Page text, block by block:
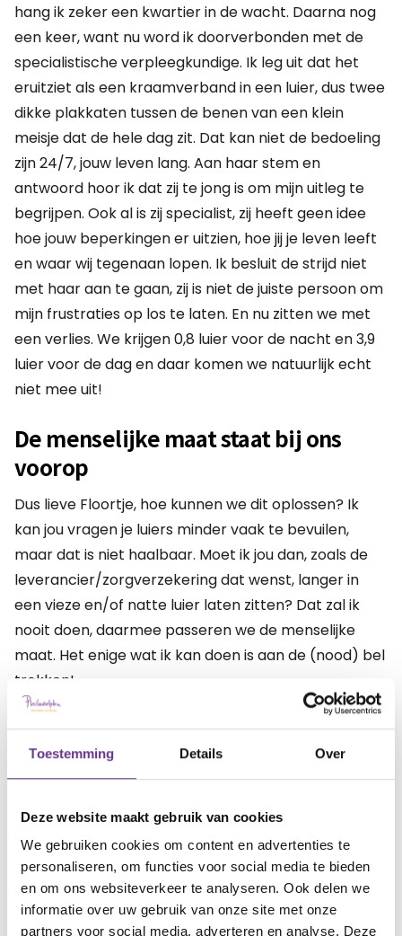
Toestemming Details Over
Deze website maakt gebruik van cookies
We gebruiken cookies om content en advertenties te
personaliseren, om functies voor social media te bieden
en om ons websiteverkeer te analyseren. Ook delen we
informatie over uw gebruik van onze site met onze
partners voor social media, adverteren en analyse. Deze
hang ik zeker een kwartier in de wacht. Daarna nog
een keer, want nu word ik doorverbonden met de
specialistische verpleegkundige. Ik leg uit dat het
eruitziet als een kraamverband in een luier, dus twee
dikke plakkaten tussen de benen van een klein
meisje dat de hele dag zit. Dat kan niet de bedoeling
zijn 24/7, jouw leven lang. Aan haar stem en
antwoord hoor ik dat zij te jong is om mijn uitleg te
begrijpen. Ook al is zij specialist, zij heeft geen idee
hoe jouw beperkingen er uitzien, hoe jij je leven leeft
en waar wij tegenaan lopen. Ik besluit de strijd niet
met haar aan te gaan, zij is niet de juiste persoon om
mijn frustraties op los te laten. En nu zitten we met
een verlies. We krijgen 0,8 luier voor de nacht en 3,9
luier voor de dag en daar komen we natuurlijk echt
niet mee uit!
De menselijke maat staat bij ons
voorop
Dus lieve Floortje, hoe kunnen we dit oplossen? Ik
kan jou vragen je luiers minder vaak te bevuilen,
maar dat is niet haalbaar. Moet ik jou dan, zoals de
leverancier/zorgverzekering dat wenst, langer in
een vieze en/of natte luier laten zitten? Dat zal ik
nooit doen, daarmee passeren we de menselijke
maat. Het enige wat ik kan doen is aan de (nood) bel
trekken!
Want het maakt me bang. Dit is nog maar het begin.
We worden gekort en binnen de gehandicaptenzorg
komt daar in 2025 nog eens een bezuiniging van 232
luiers, maar straks is er niemand meer die jou 4,7
keer kan verschonen.
Grote zorgen over stapeling bezuinigingen op
gehandicaptenzorg - Iederin